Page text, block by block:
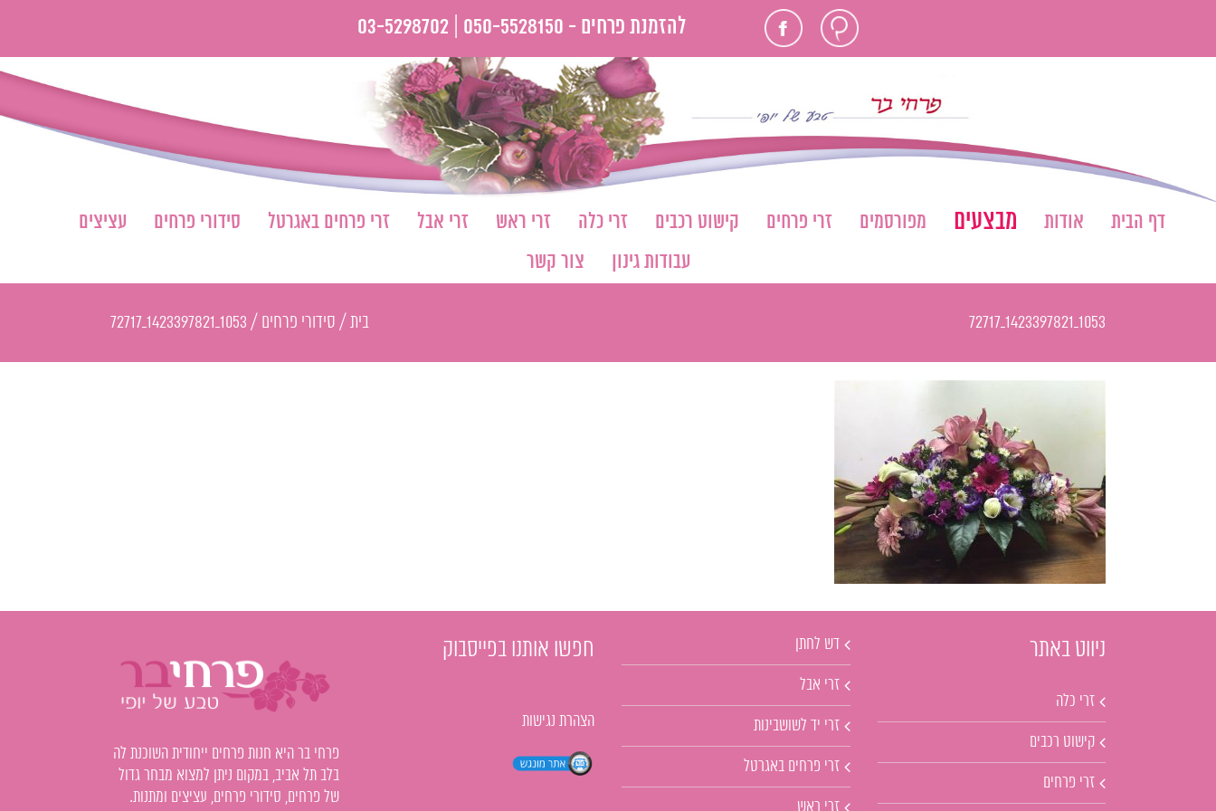
חוות
דעת
פייסבוק להזמנת פרחים - 050-5528150 |
03-5298702
דף הבית אודות מבצעים מפורסמים זרי פרחים קישוט רכבים זרי כלה זרי ראש זרי אבל זרי פרחים באגרטל סידורי פרחים
עציצים
עבודות גינון
צור קשר
1053_1423397821_72717 בית / סידורי פרחים /
1053_1423397821_72717
ניווט באתר
זרי כלה
קישוט רכבים
זרי פרחים
דש לחתן
זרי אבל
זרי יד לשושבינות
זרי פרחים באגרטל
זרי ראש
חפשו אותנו בפייסבוק
הצהרת נגישות
פרחי בר היא חנות פרחים ייחודית השוכנת לה
בלב תל אביב, במקום ניתן למצוא מבחר גדול
של פרחים, סידורי פרחים, עציצים ומתנות.